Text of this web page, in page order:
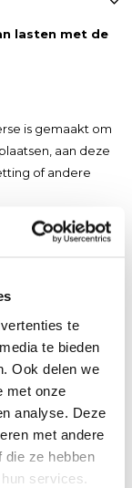
te
te bieden
Ook delen we
met onze
analyse. Deze
met andere
die ze hebben
services.
lasten met de
is gemaakt om
aan deze
of andere
en er
een